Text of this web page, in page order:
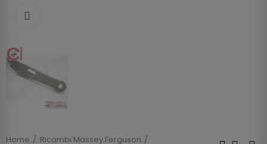
Home
Ricambi Massey Ferguson